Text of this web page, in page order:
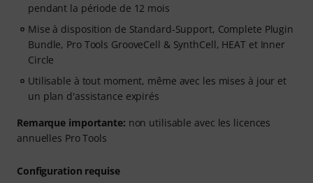
pendant la période de 12 mois
Mise à disposition de Standard-Support, Complete Plugin
Bundle, Pro Tools GrooveCell & SynthCell, HEAT et Inner
Circle
Utilisable à tout moment, même avec les mises à jour et
un plan d'assistance expirés
Remarque importante: non utilisable avec les licences
annuelles Pro Tools
Configuration requise